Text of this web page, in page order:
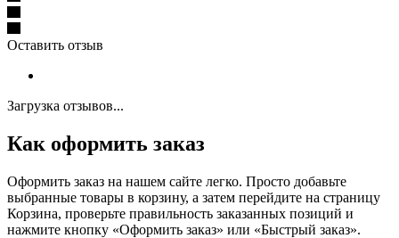
Оставить отзыв
Загрузка отзывов...
Как оформить заказ
Оформить заказ на нашем сайте легко. Просто добавьте
выбранные товары в корзину, а затем перейдите на страницу
Корзина, проверьте правильность заказанных позиций и
нажмите кнопку «Оформить заказ» или «Быстрый заказ».